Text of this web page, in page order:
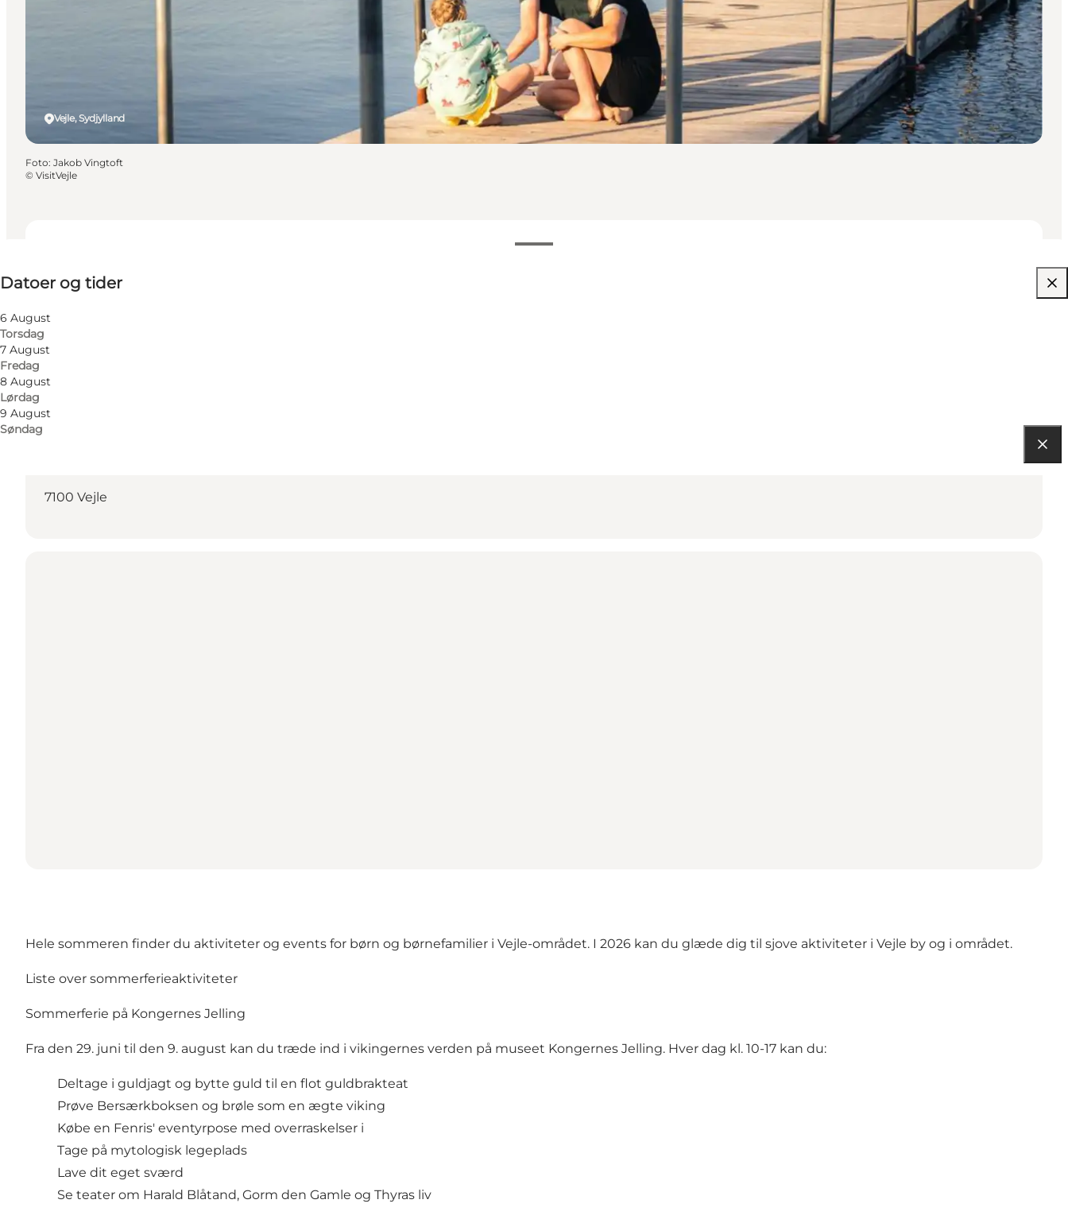
Datoer og tider
6 August
Torsdag
7 August
Fredag
8 August
Lørdag
9 August
Søndag
Børn
Vejle, Sydjylland
Foto: Jakob Vingtoft
© VisitVejle
7100 Vejle
Hele sommeren finder du aktiviteter og events for børn og børnefamilier i Vejle-området. I 2026 kan du glæde dig til sjove aktiviteter i Vejle by og i området.
Liste over sommerferieaktiviteter
Sommerferie på Kongernes Jelling
Fra den 29. juni til den 9. august kan du træde ind i vikingernes verden på museet Kongernes Jelling. Hver dag kl. 10-17 kan du:
Deltage i guldjagt og bytte guld til en flot guldbrakteat
Prøve Bersærkboksen og brøle som en ægte viking
Købe en Fenris' eventyrpose med overraskelser i
Tage på mytologisk legeplads
Lave dit eget sværd
Se teater om Harald Blåtand, Gorm den Gamle og Thyras liv